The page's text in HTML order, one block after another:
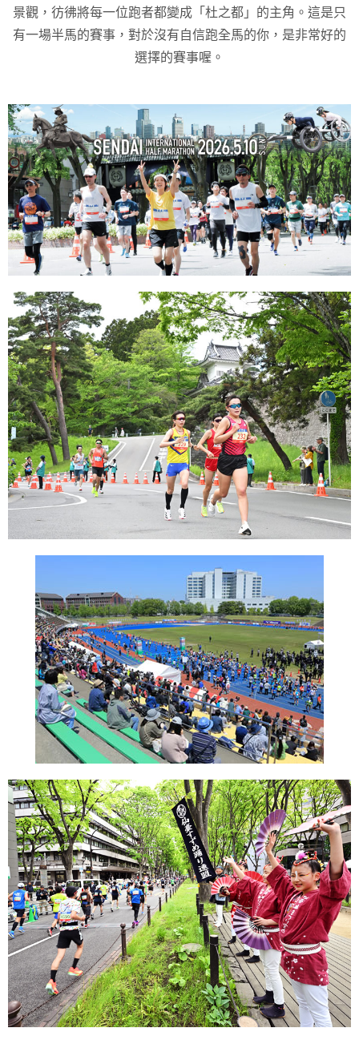
景觀，彷彿將每一位跑者都變成「杜之都」的主角。這是只
有一場半馬的賽事，對於沒有自信跑全馬的你，是非常好的
選擇的賽事喔。